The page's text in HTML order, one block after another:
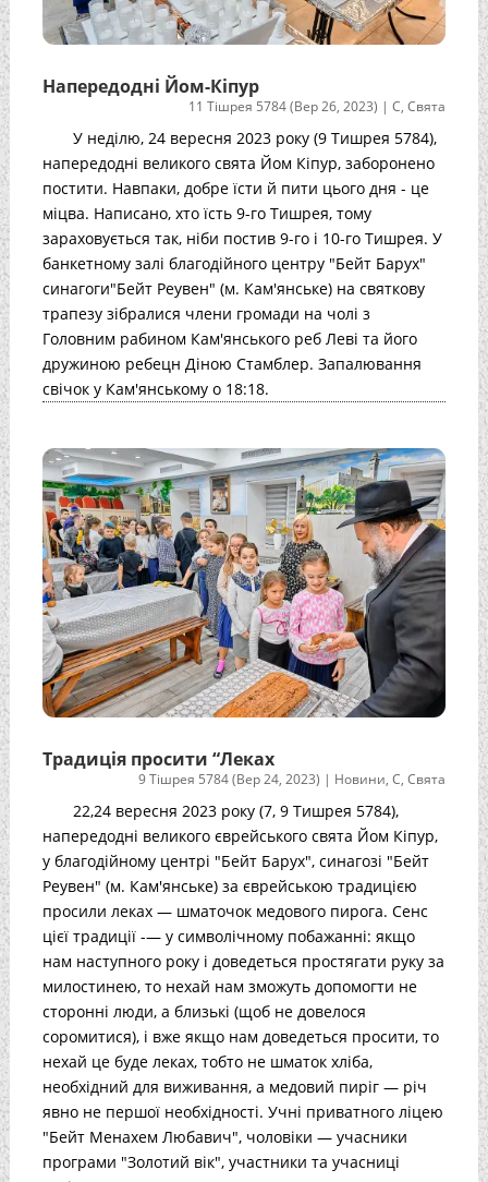
Напередодні Йом-Кіпур
11 Тішрея 5784 (Вер 26, 2023) |С,Свята
У неділю, 24 вересня 2023 року (9 Тишрея 5784),
напередодні великого свята Йом Кіпур, заборонено
постити. Навпаки, добре їсти й пити цього дня - це
міцва. Написано, хто їсть 9-го Тишрея, тому
зараховується так, ніби постив 9-го і 10-го Тишрея. У
банкетному залі благодійного центру "Бейт Барух"
синагоги"Бейт Реувен" (м. Кам'янське) на святкову
трапезу зібралися члени громади на чолі з
Головним рабином Кам'янського реб Леві та його
дружиною ребецн Діною Стамблер. Запалювання
свічок у Кам'янському о 18:18.
Традиція просити “Леках
9 Тішрея 5784 (Вер 24, 2023) | Новини,С,Свята
22,24 вересня 2023 року (7, 9 Тишрея 5784),
напередодні великого єврейського свята Йом Кіпур,
у благодійному центрі "Бейт Барух", синагозі "Бейт
Реувен" (м. Кам'янське) за єврейською традицією
просили леках — шматочок медового пирога. Сенс
цієї традиції -— у символічному побажанні: якщо
нам наступного року і доведеться простягати руку за
милостинею, то нехай нам зможуть допомогти не
сторонні люди, а близькі (щоб не довелося
соромитися), і вже якщо нам доведеться просити, то
нехай це буде леках, тобто не шматок хліба,
необхідний для виживання, а медовий пиріг — річ
явно не першої необхідності. Учні приватного ліцею
"Бейт Менахем Любавич", чоловіки — учасники
програми "Золотий вік", участники та учасниці